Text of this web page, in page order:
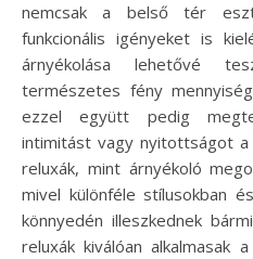
nemcsak a belső tér
funkcionális igényeket is
árnyékolása lehetővé
természetes fény
ezzel együtt pedig
intimitást vagy nyitottságot a
reluxák, mint árnyékoló
mivel különféle stílusokban
könnyedén illeszkednek
reluxák kiválóan alkalmasak